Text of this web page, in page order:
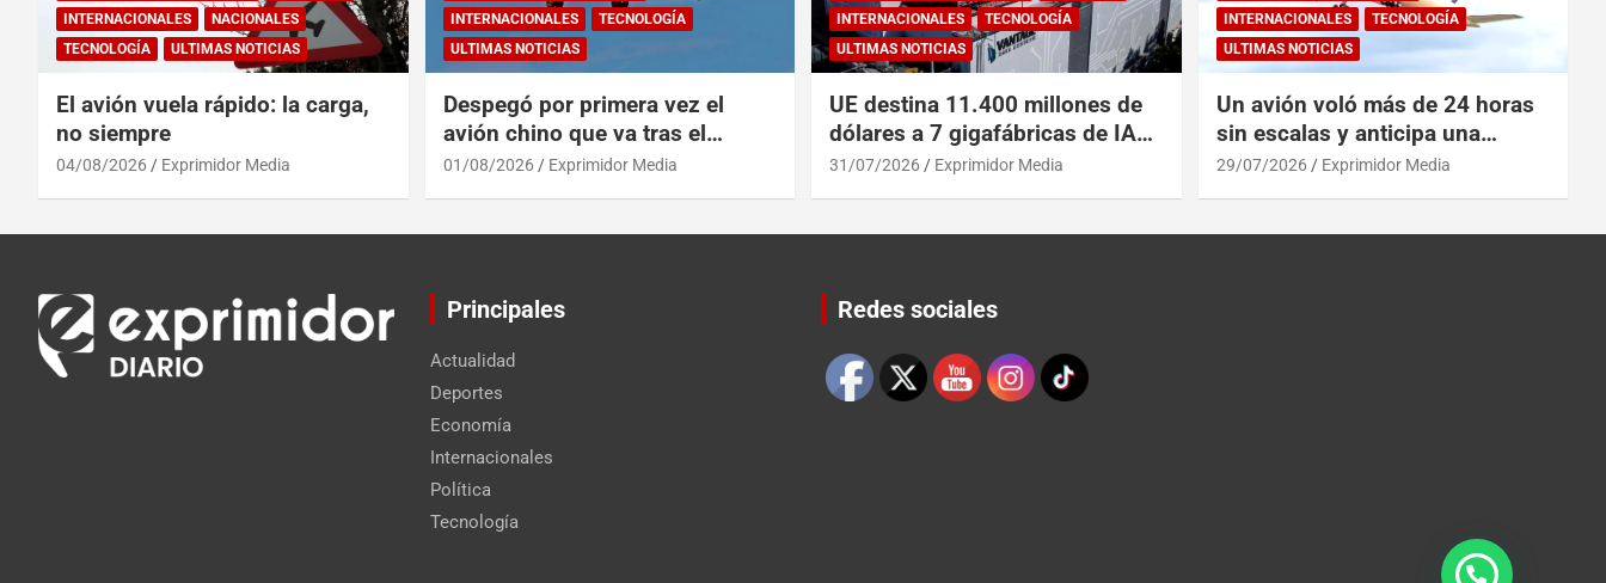
INTERNACIONALES
NACIONALES
TECNOLOGÍA
ULTIMAS NOTICIAS
El avión vuela rápido: la carga,
no siempre
04/08/2026 Exprimidor Media
INTERNACIONALES
TECNOLOGÍA
ULTIMAS NOTICIAS
Despegó por primera vez el
avión chino que va tras el
reinado del A319 en el Tíbet
01/08/2026 Exprimidor Media
INTERNACIONALES
TECNOLOGÍA
ULTIMAS NOTICIAS
UE destina 11.400 millones de
dólares a 7 gigafábricas de IA
para alcanzar a EEUU y China
31/07/2026 Exprimidor Media
INTERNACIONALES
TECNOLOGÍA
ULTIMAS NOTICIAS
Un avión voló más de 24 horas
sin escalas y anticipa una
revolución en los viajes
29/07/2026 Exprimidor Media
Principales
Actualidad
Deportes
Economía
Internacionales
Política
Tecnología
Redes sociales
Set Youtube Channel ID